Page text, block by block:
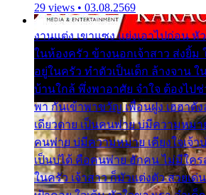
29 views • 03.08.2569
งานแต่ง เขาแซง แย่งเอาไปก่อน
ในห้องครัว ข้างนอกเจ้าสาว ส่งยิ้ม
อยู่ในครัว ทำตัวเป็นเด็ก ล้างจาน ใ
บ้านใกล้ พึ่งพาอาศัย จำใจ ต้องไปช่
พา กันเข้าพาขวัญ เพื่อนฝูง เฮฮาดั
เดียวดาย เป็นคนพ่าย บ่มีความหมา
คนพ่าย บ่มีความหมาย เคียงใจเจ้า
เป็นบ่ได้ คือคนพ่าย ฮักคน ไม่มีใค
ในครัว เจ้าสาว ก็มัวแต่งตัว สวยเด่